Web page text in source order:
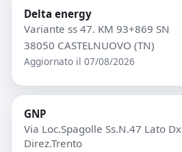
Delta energy
Variante ss 47. KM 93+869 SN
38050 CASTELNUOVO (TN)
Aggiornato il 07/08/2026
GNP
Via Loc.Spagolle Ss.N.47 Lato Dx
Direz.Trento